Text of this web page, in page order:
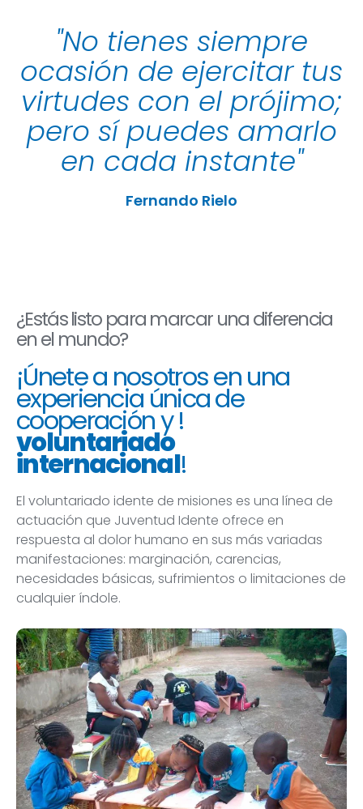
"No tienes siempre
ocasión de ejercitar tus
virtudes con el prójimo;
pero sí puedes amarlo
en cada instante"
Fernando Rielo
¿Estás listo para marcar una diferencia
en el mundo?
¡Únete a nosotros en una
experiencia única de
cooperación y !
voluntariado
internacional!
El voluntariado idente de misiones es una línea de
actuación que Juventud Idente ofrece en
respuesta al dolor humano en sus más variadas
manifestaciones: marginación, carencias,
necesidades básicas, sufrimientos o limitaciones de
cualquier índole.